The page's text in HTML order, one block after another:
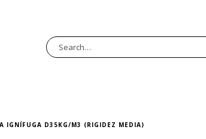
IGNÍFUGA D35KG/M3 (RIGIDEZ MEDIA)